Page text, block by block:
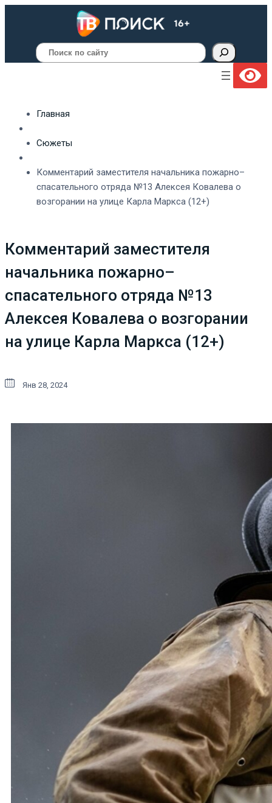
Поиск
Главная
Сюжеты
Комментарий заместителя начальника пожарно–
спасательного отряда №13 Алексея Ковалева о
возгорании на улице Карла Маркса (12+)
Комментарий заместителя
начальника пожарно–
спасательного отряда №13
Алексея Ковалева о возгорании
на улице Карла Маркса (12+)
Янв 28, 2024